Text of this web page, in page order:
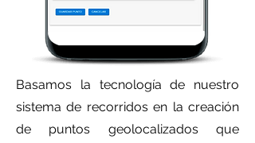
Basamos la tecnología de nuestro
sistema de recorridos en la creación
de puntos geolocalizados que